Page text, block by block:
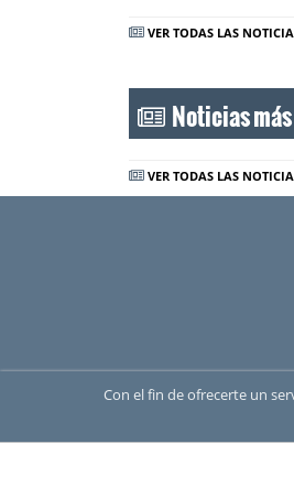
VER TODAS LAS
Noticias
VER TODAS LAS
Con el fin de ofrecerte un